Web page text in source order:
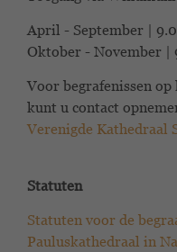
April - September |
Oktober - November |
Voor begrafenissen
kunt u contact
Verenigde Kathedraal
Statuten
Statuten voor de
Pauluskathedraal in